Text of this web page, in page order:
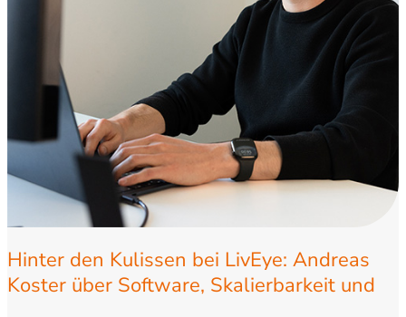
Hinter den Kulissen bei LivEye: Andreas
Koster über Software, Skalierbarkeit und